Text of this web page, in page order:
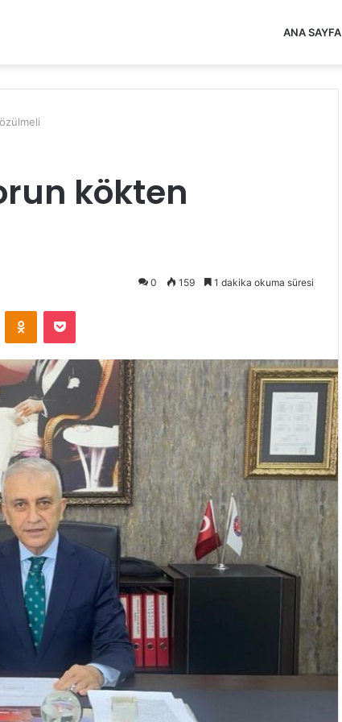
ANA SAYFA
kökten
0 159 1 dakika okuma süresi
Odnoklassniki
Pocket